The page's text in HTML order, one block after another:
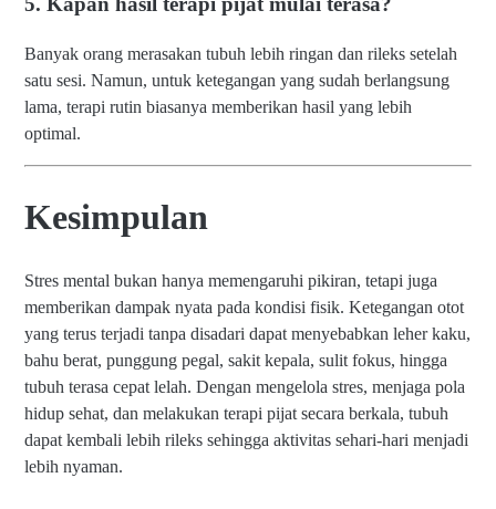
Banyak orang merasakan tubuh lebih ringan dan rileks setelah
satu sesi. Namun, untuk ketegangan yang sudah berlangsung
lama, terapi rutin biasanya memberikan hasil yang lebih
optimal.
Kesimpulan
Stres mental bukan hanya memengaruhi pikiran, tetapi juga
memberikan dampak nyata pada kondisi fisik. Ketegangan otot
yang terus terjadi tanpa disadari dapat menyebabkan leher kaku,
bahu berat, punggung pegal, sakit kepala, sulit fokus, hingga
tubuh terasa cepat lelah. Dengan mengelola stres, menjaga pola
hidup sehat, dan melakukan terapi pijat secara berkala, tubuh
dapat kembali lebih rileks sehingga aktivitas sehari-hari menjadi
lebih nyaman.